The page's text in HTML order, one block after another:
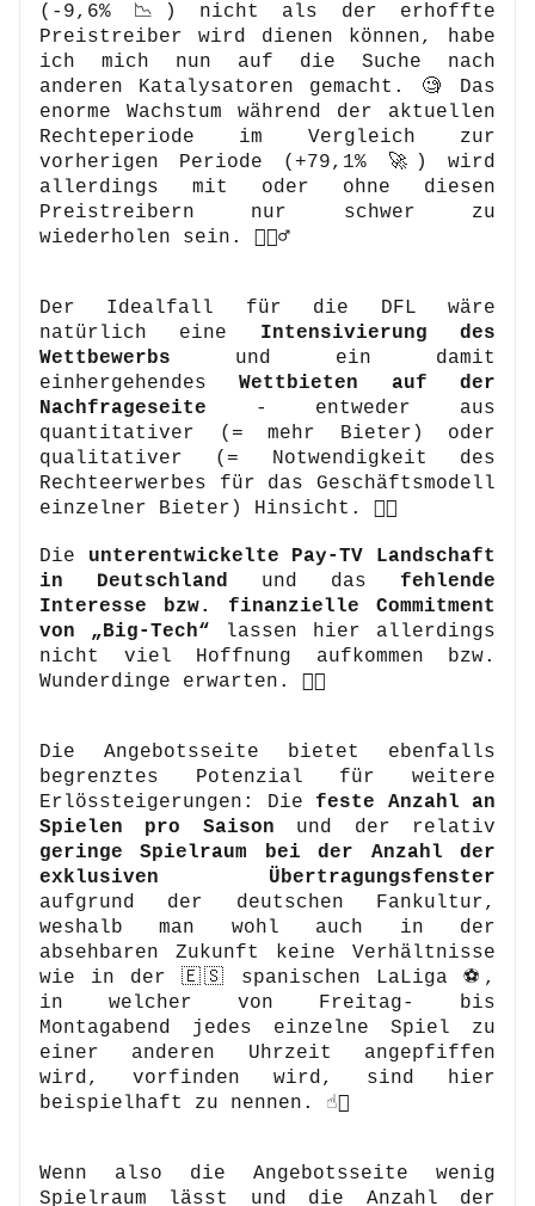
(-9,6% 📉) nicht als der erhoffte
Preistreiber wird dienen können, habe
ich mich nun auf die Suche nach
anderen Katalysatoren gemacht. 🧐 Das
enorme Wachstum während der aktuellen
Rechteperiode im Vergleich zur
vorherigen Periode (+79,1% 🚀) wird
allerdings mit oder ohne diesen
Preistreibern nur schwer zu
wiederholen sein. 🤷🏽‍♂️
Der Idealfall für die DFL wäre
natürlich eine Intensivierung des
Wettbewerbs und ein damit
einhergehendes Wettbieten auf der
Nachfrageseite - entweder aus
quantitativer (= mehr Bieter) oder
qualitativer (= Notwendigkeit des
Rechteerwerbes für das Geschäftsmodell
einzelner Bieter) Hinsicht. 👍🏼
Die unterentwickelte Pay-TV Landschaft
in Deutschland und das fehlende
Interesse bzw. finanzielle Commitment
von „Big-Tech“ lassen hier allerdings
nicht viel Hoffnung aufkommen bzw.
Wunderdinge erwarten. 👎🏼
Die Angebotsseite bietet ebenfalls
begrenztes Potenzial für weitere
Erlössteigerungen: Die feste Anzahl an
Spielen pro Saison
geringe Spielraum bei der Anzahl der
exklusiven Übertragungsfenster
aufgrund der deutschen Fankultur,
weshalb man wohl auch in der
absehbaren Zukunft keine Verhältnisse
wie in der 🇪🇸 spanischen LaLiga ⚽️,
in welcher von Freitag- bis
Montagabend jedes einzelne Spiel zu
einer anderen Uhrzeit angepfiffen
wird, vorfinden wird, sind hier
beispielhaft zu nennen. ☝🏼
Wenn also die Angebotsseite wenig
Spielraum lässt und die Anzahl der